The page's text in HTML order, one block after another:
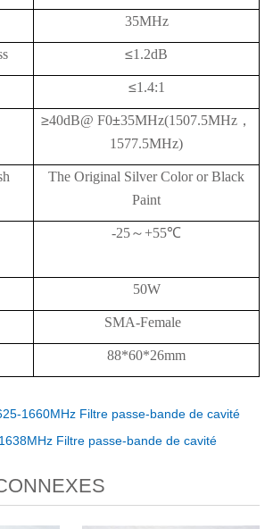
35MHz
≤1.2dB
≤1.4:1
≥40dB@ F0±35MHz(1507.5MHz ，
1577.5MHz)
The Original Silver Color or Black
Paint
-25～+55℃
50W
SMA-Female
88*60*26mm
1660MHz Filtre passe-bande de cavité
Filtre passe-bande de cavité